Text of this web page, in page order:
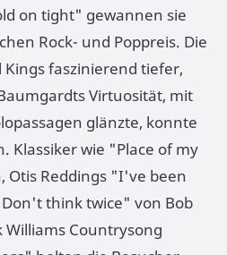
on tight" gewannen sie
Rock- und Poppreis. Die
faszinierend tiefer,
Virtuosität, mit
glänzte, konnte
Klassiker wie "Place of my
Otis Reddings "I've been
think twice" von Bob
Countrysong